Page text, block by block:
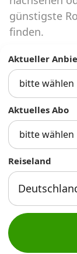
Abos
Der
Infos
günstigste
finden.
Aktueller
bitte wählen
Aktuelles Abo
bitte wählen
Reiseland